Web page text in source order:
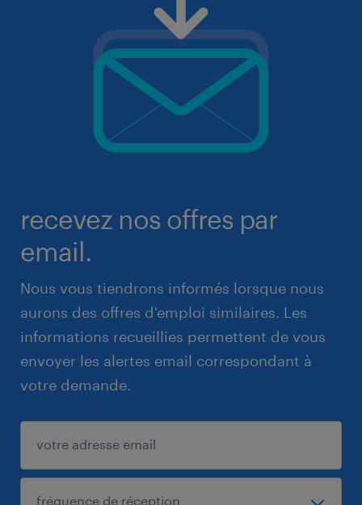
recevez nos offres par
email.
Nous vous tiendrons informés lorsque nous
aurons des offres d'emploi similaires. Les
informations recueillies permettent de vous
envoyer les alertes email correspondant à
votre demande.